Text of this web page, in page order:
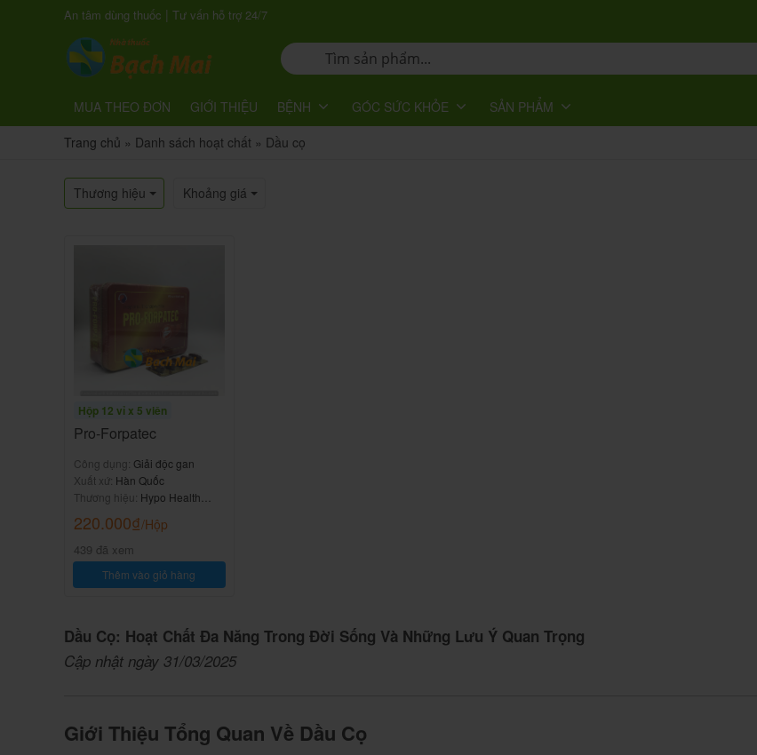
An tâm dùng thuốc | Tư vấn hỗ trợ 24/7
MUA THEO ĐƠN GIỚI THIỆU BỆNH GÓC SỨC KHỎE
SẢN PHẨM
Trang chủ » Danh sách hoạt chất » Dầu cọ
Thương hiệu Khoảng giá
Hộp 12 vỉ x 5 viên
Pro-Forpatec
Công dụng: Giải độc gan
Xuất xứ: Hàn Quốc
Thương hiệu: Hypo Health
220.000₫/Hộp
439 đã xem
Thêm vào giỏ hàng
Dầu Cọ: Hoạt Chất Đa Năng Trong Đời Sống Và Những Lưu Ý Quan Trọng
Cập nhật ngày 31/03/2025
Giới Thiệu Tổng Quan Về Dầu Cọ